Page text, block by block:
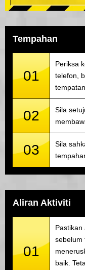
Tempahan
01
Periksa
telefon,
02 Sila
03
Sila
Aliran Aktiviti
01
sebelum
baik.